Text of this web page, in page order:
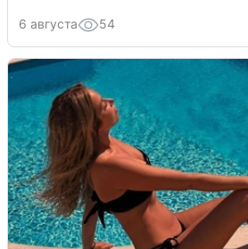
6 августа 54